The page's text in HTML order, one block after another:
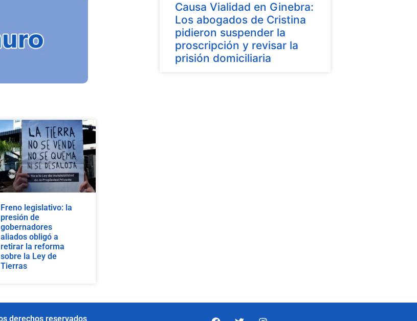
Freno legislativo: la
presión de
gobernadores
aliados obligó a
retirar la reforma
sobre la Ley de
Tierras
Causa Vialidad en Ginebra:
Los abogados de Cristina
pidieron suspender la
proscripción y revisar la
prisión domiciliaria
derechos reservados